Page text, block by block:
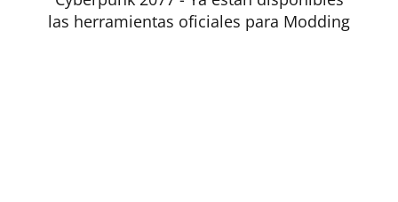
las herramientas oficiales para Modding